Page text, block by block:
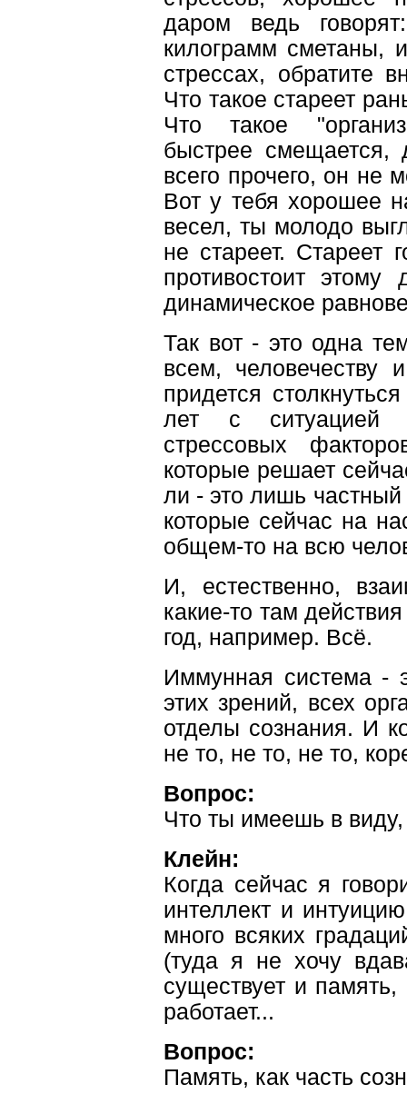
даром ведь
килограмм сметаны,
стрессах, обратите
Что такое стареет
Что такое
быстрее смещается,
всего прочего, он не
Вот у тебя хорошее
весел, ты молодо
не стареет. Стареет
противостоит этому
динамическое
Так вот - это одна
всем,
придется
лет с ситуацией
стрессовых
которые решает
ли - это лишь
которые сейчас на
общем-то на всю
И, естественно,
какие-то там
год, например. Всё.
Иммунная система -
этих зрений, всех
отделы сознания. И
не то, не то, не то,
Вопрос:
Что ты имеешь в виду,
Клейн:
Когда сейчас я
интеллект и
много всяких
(туда я не хочу
существует и
работает...
Вопрос:
Память, как часть